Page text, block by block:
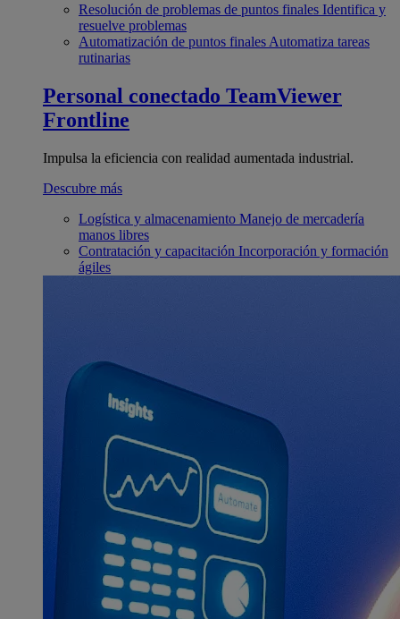
Resolución de problemas de puntos finales Identifica y
resuelve problemas
Automatización de puntos finales Automatiza tareas
rutinarias
Personal conectado TeamViewer
Frontline
Impulsa la eficiencia con realidad aumentada industrial.
Descubre más
Logística y almacenamiento Manejo de mercadería
manos libres
Contratación y capacitación Incorporación y formación
ágiles